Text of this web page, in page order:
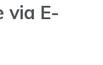
via E-